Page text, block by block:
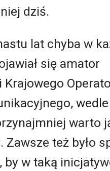
dziś.
lat chyba w
się amator
Krajowego
wedle
warto
Zawsze też było
by w taką